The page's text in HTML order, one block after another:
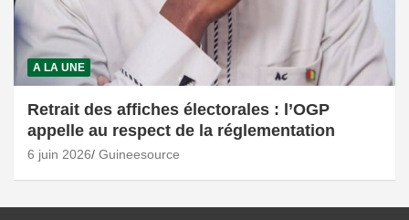
A LA UNE
Retrait des affiches électorales : l’OGP
appelle au respect de la réglementation
6 juin 2026 Guineesource